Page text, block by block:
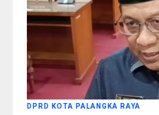
DPRD KOTA PALANGKA RAYA